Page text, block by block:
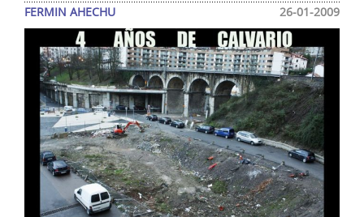
FERMIN AHECHU 26-01-2009